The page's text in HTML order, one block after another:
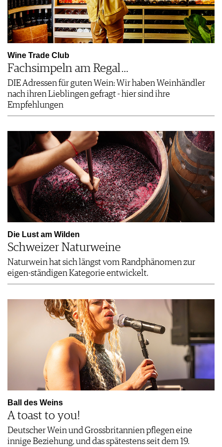
Wine Trade Club
Fachsimpeln am Regal …
DIE Adressen für guten Wein: Wir haben Weinhändler
nach ihren Lieblingen gefragt - hier sind ihre
Empfehlungen
Die Lust am Wilden
Schweizer Naturweine
Naturwein hat sich längst vom Randphänomen zur
eigen-ständigen Kategorie entwickelt.
Ball des Weins
A toast to you!
Deutscher Wein und Grossbritannien pflegen eine
innige Beziehung, und das spätestens seit dem 19.